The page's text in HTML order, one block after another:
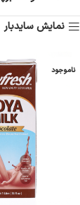
نمایش سایدبار
ناموجود